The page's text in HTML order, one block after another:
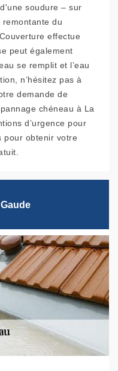
soudure – sur
du
effectue
peut également
se remplit et l’eau
n’hésitez pas à
demande de
chéneau à La
d’urgence pour
pour obtenir votre